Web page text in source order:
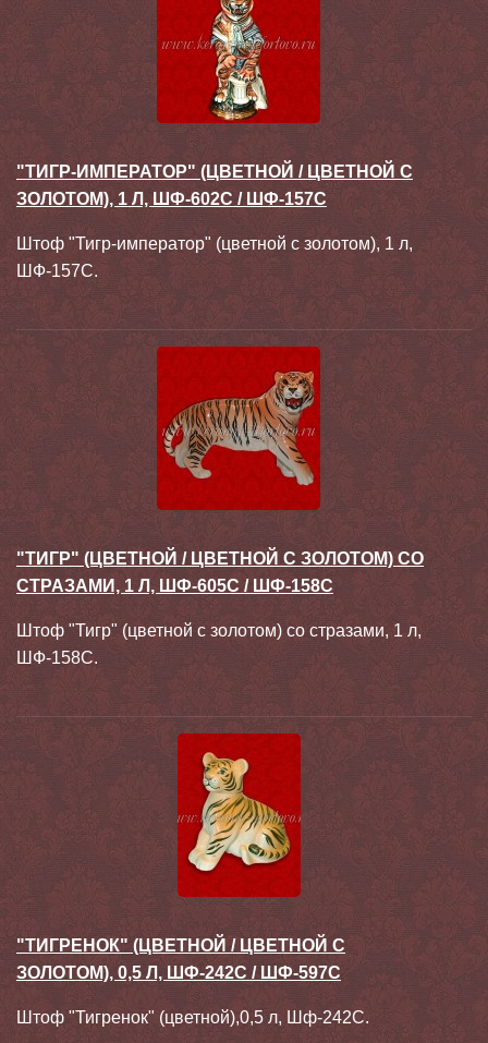
"ТИГР-ИМПЕРАТОР" (ЦВЕТНОЙ / ЦВЕТНОЙ С
ЗОЛОТОМ), 1 Л, ШФ-602С / ШФ-157С
Штоф "Тигр-император" (цветной с золотом), 1 л,
ШФ-157С.
"ТИГР" (ЦВЕТНОЙ / ЦВЕТНОЙ С ЗОЛОТОМ) СО
СТРАЗАМИ, 1 Л, ШФ-605С / ШФ-158С
Штоф "Тигр" (цветной с золотом) со стразами, 1 л,
ШФ-158С.
"ТИГРЕНОК" (ЦВЕТНОЙ / ЦВЕТНОЙ С
ЗОЛОТОМ), 0,5 Л, ШФ-242С / ШФ-597С
Штоф "Тигренок" (цветной),0,5 л, Шф-242С.